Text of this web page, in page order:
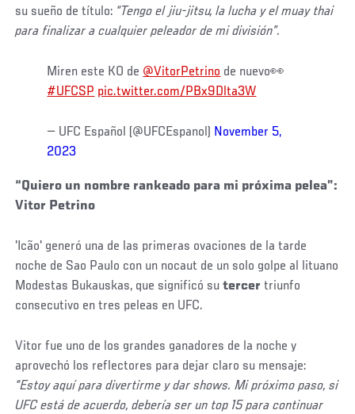
su sueño de título: “Tengo el jiu-jitsu, la lucha y el muay thai
para finalizar a cualquier peleador de mi división”.
Miren este KO de @VitorPetrino de nuevo👀
#UFCSP pic.twitter.com/PBx9Dlta3W
— UFC Español (@UFCEspanol) November 5,
2023
“Quiero un nombre rankeado para mi próxima pelea”:
Vitor Petrino
'Icão' generó una de las primeras ovaciones de la tarde
noche de Sao Paulo con un nocaut de un solo golpe al lituano
Modestas Bukauskas, que significó sutercer triunfo
consecutivo en tres peleas en UFC.
Vitor fue uno de los grandes ganadores de la noche y
aprovechó los reflectores para dejar claro su mensaje:
“Estoy aquí para divertirme y dar shows. Mi próximo paso, si
UFC está de acuerdo, debería ser un top 15 para continuar